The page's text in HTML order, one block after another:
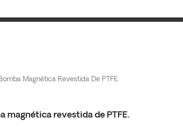
Magnética Revestida De PTFE.
magnética revestida de PTFE.